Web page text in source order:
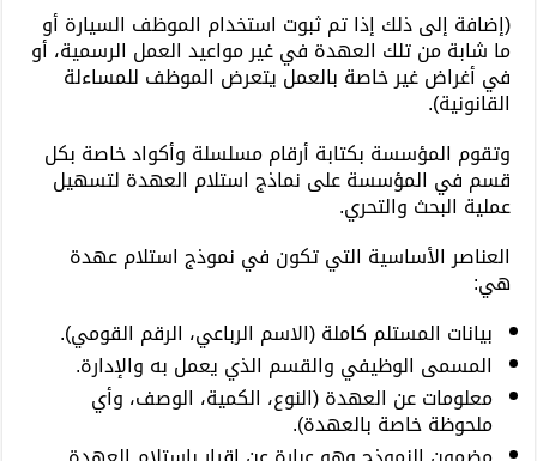
(إضافة إلى ذلك إذا تم ثبوت استخدام الموظف السيارة أو
ما شابة من تلك العهدة في غير مواعيد العمل الرسمية، أو
في أغراض غير خاصة بالعمل يتعرض الموظف للمساءلة
القانونية).
وتقوم المؤسسة بكتابة أرقام مسلسلة وأكواد خاصة بكل
قسم في المؤسسة على نماذج استلام العهدة لتسهيل
عملية البحث والتحري.
العناصر الأساسية التي تكون في نموذج استلام عهدة
هي:
بيانات المستلم كاملة (الاسم الرباعي، الرقم القومي).
المسمى الوظيفي والقسم الذي يعمل به والإدارة.
معلومات عن العهدة (النوع، الكمية، الوصف، وأي
ملحوظة خاصة بالعهدة).